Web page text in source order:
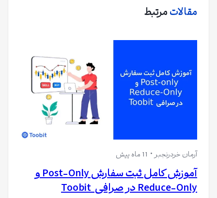
مقالاتمرتبط
آرمان خردرنجبر 11 ماه پیش
آموزش کامل ثبت سفارش Post-Only و
Reduce-Only در صرافی Toobit